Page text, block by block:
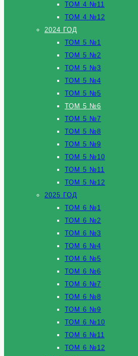
ТОМ 4 №11
ТОМ 4 №12
2024 ГОД
ТОМ 5 №1
ТОМ 5 №2
ТОМ 5 №3
ТОМ 5 №4
ТОМ 5 №5
ТОМ 5 №6
ТОМ 5 №7
ТОМ 5 №8
ТОМ 5 №9
ТОМ 5 №10
ТОМ 5 №11
ТОМ 5 №12
2025 ГОД
ТОМ 6 №1
ТОМ 6 №2
ТОМ 6 №3
ТОМ 6 №4
ТОМ 6 №5
ТОМ 6 №6
ТОМ 6 №7
ТОМ 6 №8
ТОМ 6 №9
ТОМ 6 №10
ТОМ 6 №11
ТОМ 6 №12